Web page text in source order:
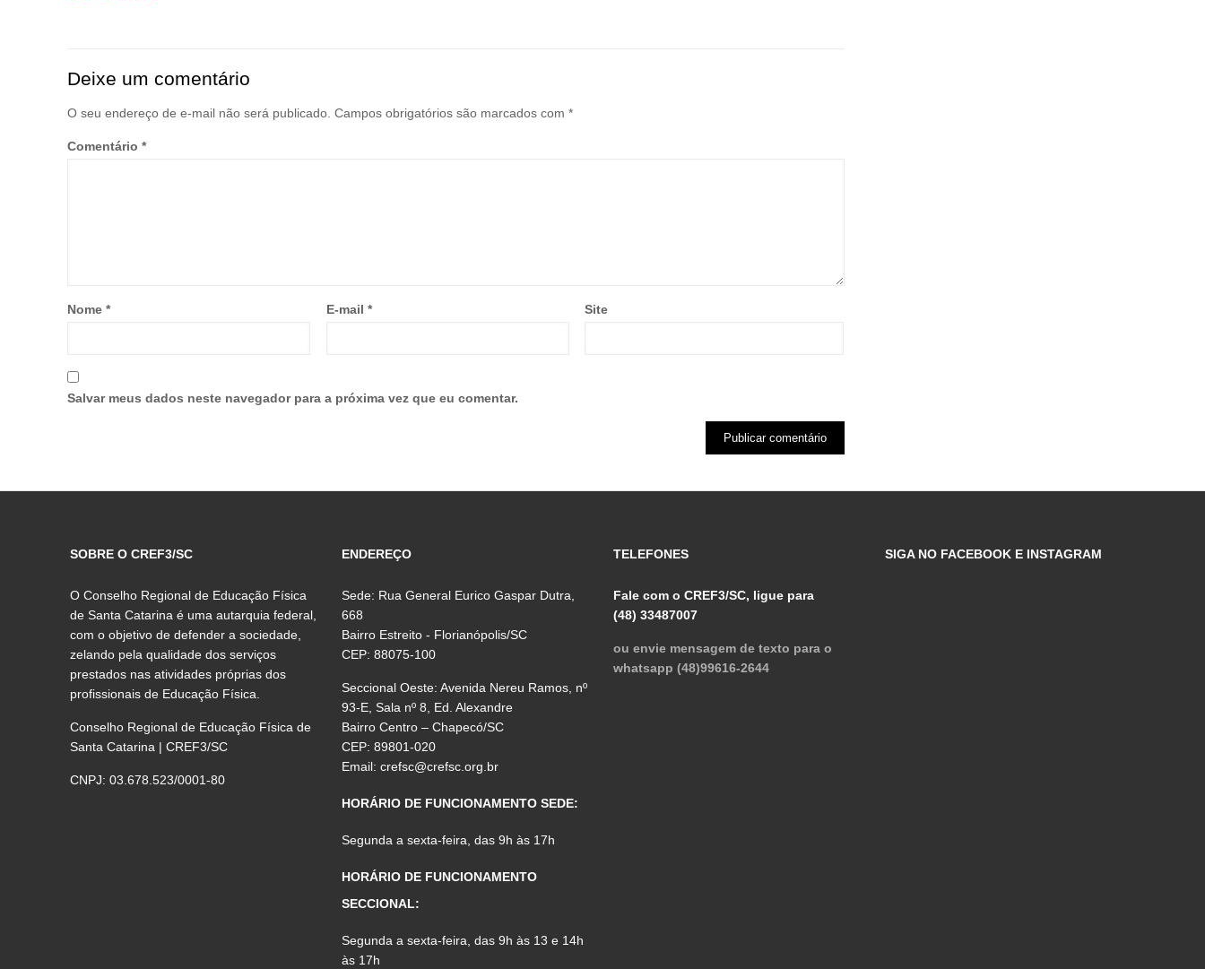
Deixe um comentário
O seu endereço de e-mail não será publicado. Campos obrigatórios são marcados com *
Comentário *
Nome * E-mail * Site
Salvar meus dados neste navegador para a próxima vez que eu comentar.
SOBRE O CREF3/SC
O Conselho Regional de Educação Física
de Santa Catarina é uma autarquia federal,
com o objetivo de defender a sociedade,
zelando pela qualidade dos serviços
prestados nas atividades próprias dos
profissionais de Educação Física.
Conselho Regional de Educação Física de
Santa Catarina | CREF3/SC
CNPJ: 03.678.523/0001-80
ENDEREÇO
Sede: Rua General Eurico Gaspar Dutra,
668
Bairro Estreito - Florianópolis/SC
CEP: 88075-100
Seccional Oeste: Avenida Nereu Ramos, nº
93-E, Sala nº 8, Ed. Alexandre
Bairro Centro – Chapecó/SC
CEP: 89801-020
Email:crefsc@crefsc.org.br
HORÁRIO DE FUNCIONAMENTO SEDE:
Segunda a sexta-feira, das 9h às 17h
HORÁRIO DE FUNCIONAMENTO
SECCIONAL:
Segunda a sexta-feira, das 9h às 13 e 14h
às 17h
TELEFONES
Fale com o CREF3/SC, ligue para
(48) 33487007
ou envie mensagem de texto para o
whatsapp (48)99616-2644
SIGA NO FACEBOOK E INSTAGRAM